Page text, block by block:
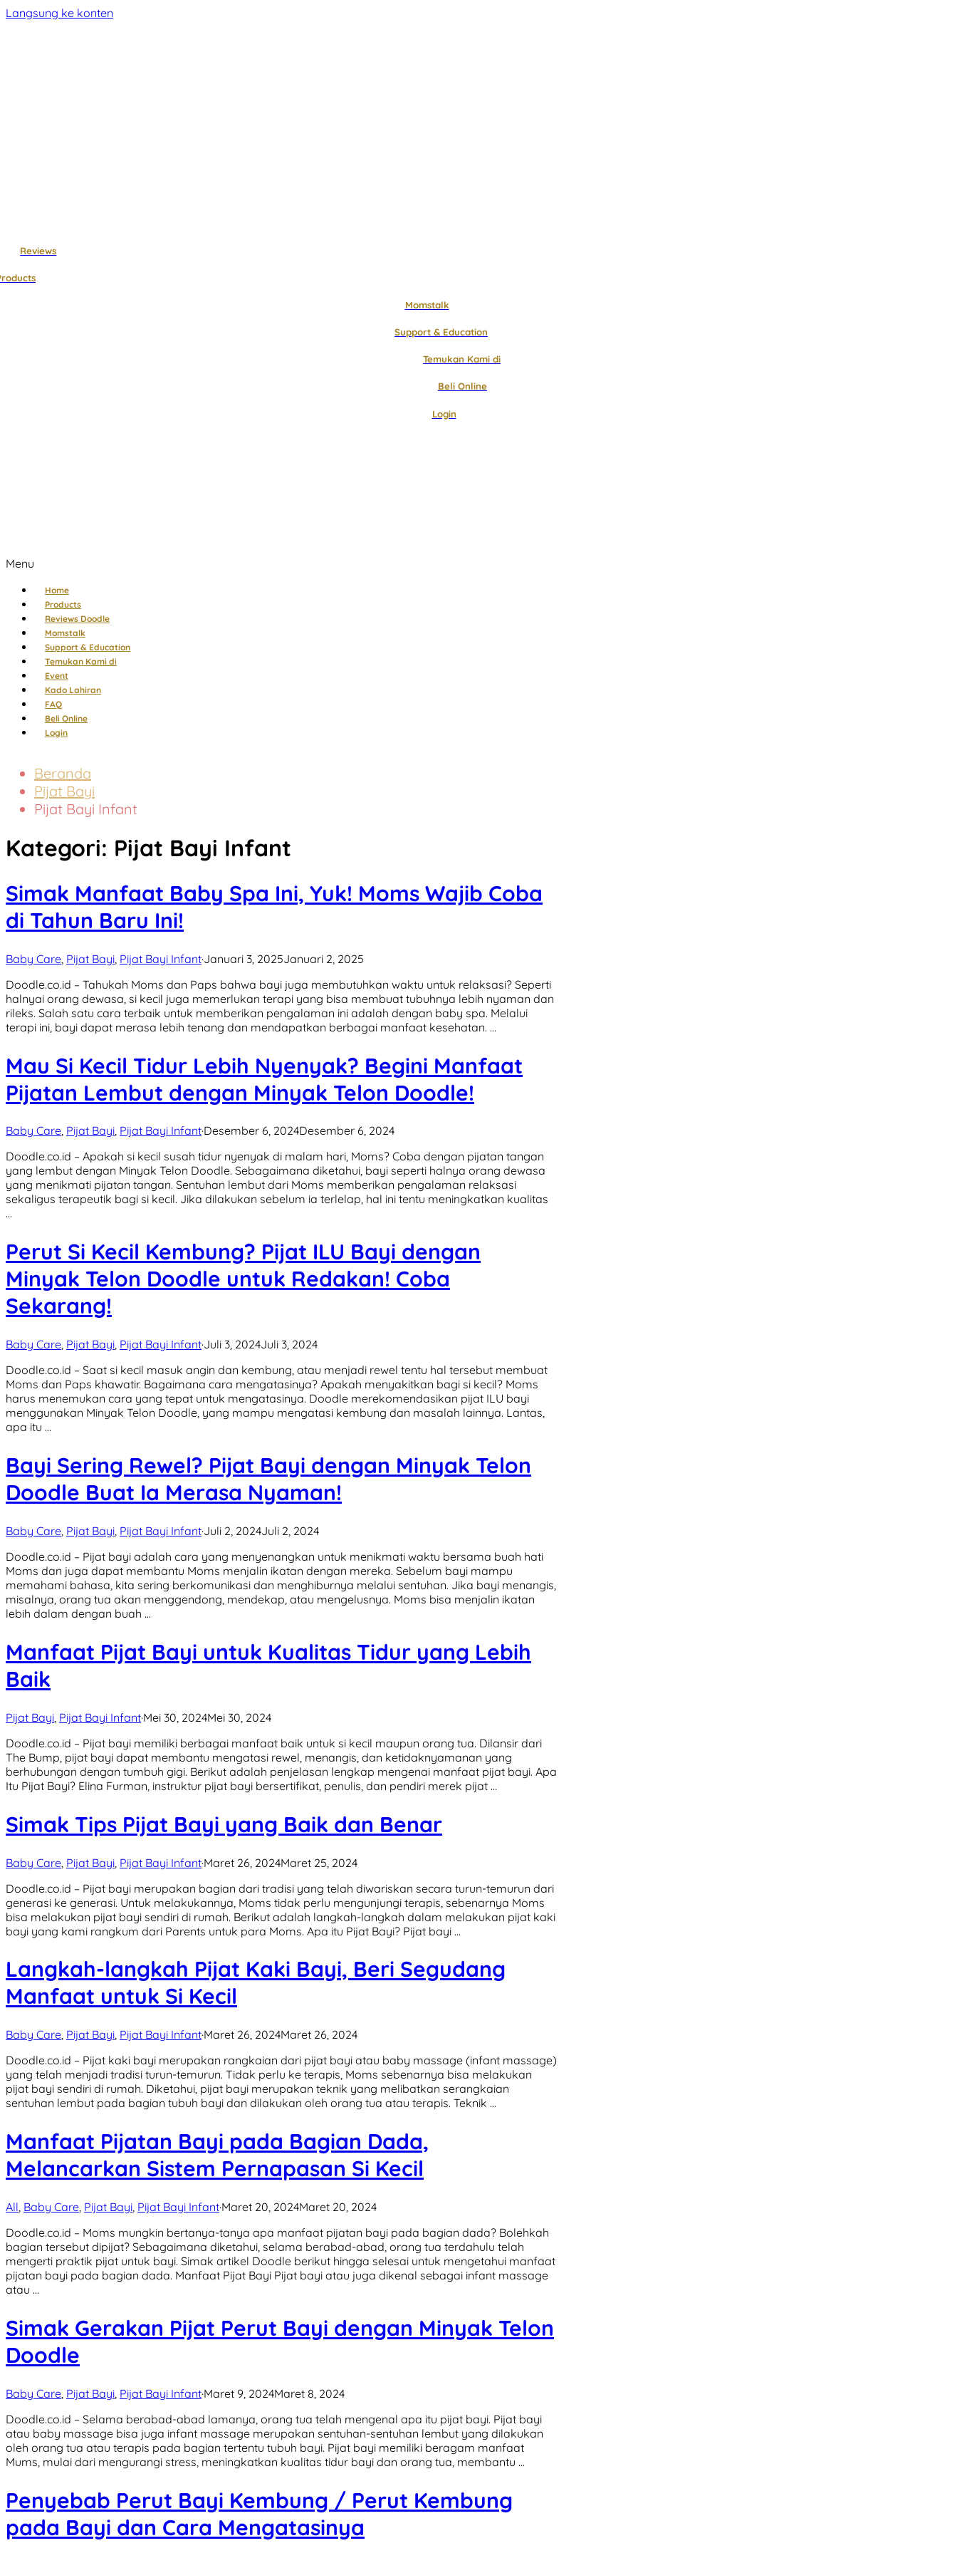
Langsung ke konten
Reviews
Momstalk
Support & Education
Temukan Kami di
Beli Online
Login
Menu
Home
Products
Reviews Doodle
Momstalk
Support & Education
Temukan Kami di
Event
Kado Lahiran
FAQ
Beli Online
Login
Beranda
Pijat Bayi
Pijat Bayi Infant
Kategori: Pijat Bayi Infant
Simak Manfaat Baby Spa Ini, Yuk! Moms Wajib Coba
di Tahun Baru Ini!
Baby Care Pijat Bayi Pijat Bayi Infant·Januari 3, 2025Januari 2, 2025
Doodle.co.id – Tahukah Moms dan Paps bahwa bayi juga membutuhkan waktu untuk relaksasi? Seperti
halnyai orang dewasa, si kecil juga memerlukan terapi yang bisa membuat tubuhnya lebih nyaman dan
rileks. Salah satu cara terbaik untuk memberikan pengalaman ini adalah dengan baby spa. Melalui
terapi ini, bayi dapat merasa lebih tenang dan mendapatkan berbagai manfaat kesehatan. …
Mau Si Kecil Tidur Lebih Nyenyak? Begini Manfaat
Pijatan Lembut dengan Minyak Telon Doodle!
Baby Care, Pijat Bayi, Pijat Bayi Infant·Desember 6, 2024Desember 6, 2024
Doodle.co.id – Apakah si kecil susah tidur nyenyak di malam hari, Moms? Coba dengan pijatan tangan
yang lembut dengan Minyak Telon Doodle. Sebagaimana diketahui, bayi seperti halnya orang dewasa
yang menikmati pijatan tangan. Sentuhan lembut dari Moms memberikan pengalaman relaksasi
sekaligus terapeutik bagi si kecil. Jika dilakukan sebelum ia terlelap, hal ini tentu meningkatkan kualitas
…
Perut Si Kecil Kembung? Pijat ILU Bayi dengan
Minyak Telon Doodle untuk Redakan! Coba
Sekarang!
Baby Care, Pijat Bayi, Pijat Bayi Infant·Juli 3, 2024Juli 3, 2024
Doodle.co.id – Saat si kecil masuk angin dan kembung, atau menjadi rewel tentu hal tersebut membuat
Moms dan Paps khawatir. Bagaimana cara mengatasinya? Apakah menyakitkan bagi si kecil? Moms
harus menemukan cara yang tepat untuk mengatasinya. Doodle merekomendasikan pijat ILU bayi
menggunakan Minyak Telon Doodle, yang mampu mengatasi kembung dan masalah lainnya. Lantas,
apa itu …
Bayi Sering Rewel? Pijat Bayi dengan Minyak Telon
Doodle Buat Ia Merasa Nyaman!
Baby Care, Pijat Bayi, Pijat Bayi Infant·Juli 2, 2024Juli 2, 2024
Doodle.co.id – Pijat bayi adalah cara yang menyenangkan untuk menikmati waktu bersama buah hati
Moms dan juga dapat membantu Moms menjalin ikatan dengan mereka. Sebelum bayi mampu
memahami bahasa, kita sering berkomunikasi dan menghiburnya melalui sentuhan. Jika bayi menangis,
misalnya, orang tua akan menggendong, mendekap, atau mengelusnya. Moms bisa menjalin ikatan
lebih dalam dengan buah …
Manfaat Pijat Bayi untuk Kualitas Tidur yang Lebih
Baik
Pijat Bayi Pijat Bayi Infant·Mei 30, 2024Mei 30, 2024
Doodle.co.id – Pijat bayi memiliki berbagai manfaat baik untuk si kecil maupun orang tua. Dilansir dari
The Bump, pijat bayi dapat membantu mengatasi rewel, menangis, dan ketidaknyamanan yang
berhubungan dengan tumbuh gigi. Berikut adalah penjelasan lengkap mengenai manfaat pijat bayi. Apa
Itu Pijat Bayi? Elina Furman, instruktur pijat bayi bersertifikat, penulis, dan pendiri merek pijat …
Simak Tips Pijat Bayi yang Baik dan Benar
Baby Care Pijat Bayi Pijat Bayi Infant·Maret 26, 2024Maret 25, 2024
Doodle.co.id – Pijat bayi merupakan bagian dari tradisi yang telah diwariskan secara turun-temurun dari
generasi ke generasi. Untuk melakukannya, Moms tidak perlu mengunjungi terapis, sebenarnya Moms
bisa melakukan pijat bayi sendiri di rumah. Berikut adalah langkah-langkah dalam melakukan pijat kaki
bayi yang kami rangkum dari Parents untuk para Moms. Apa itu Pijat Bayi? Pijat bayi …
Langkah-langkah Pijat Kaki Bayi, Beri Segudang
Manfaat untuk Si Kecil
Baby Care, Pijat Bayi, Pijat Bayi Infant·Maret 26, 2024Maret 26, 2024
Doodle.co.id – Pijat kaki bayi merupakan rangkaian dari pijat bayi atau baby massage (infant massage)
yang telah menjadi tradisi turun-temurun. Tidak perlu ke terapis, Moms sebenarnya bisa melakukan
pijat bayi sendiri di rumah. Diketahui, pijat bayi merupakan teknik yang melibatkan serangkaian
sentuhan lembut pada bagian tubuh bayi dan dilakukan oleh orang tua atau terapis. Teknik …
Manfaat Pijatan Bayi pada Bagian Dada,
Melancarkan Sistem Pernapasan Si Kecil
All, Baby Care, Pijat Bayi, Pijat Bayi Infant·Maret 20, 2024Maret 20, 2024
Doodle.co.id – Moms mungkin bertanya-tanya apa manfaat pijatan bayi pada bagian dada? Bolehkah
bagian tersebut dipijat? Sebagaimana diketahui, selama berabad-abad, orang tua terdahulu telah
mengerti praktik pijat untuk bayi. Simak artikel Doodle berikut hingga selesai untuk mengetahui manfaat
pijatan bayi pada bagian dada. Manfaat Pijat Bayi Pijat bayi atau juga dikenal sebagai infant massage
atau …
Simak Gerakan Pijat Perut Bayi dengan Minyak Telon
Doodle
Baby Care Pijat Bayi Pijat Bayi Infant·Maret 9, 2024Maret 8, 2024
Doodle.co.id – Selama berabad-abad lamanya, orang tua telah mengenal apa itu pijat bayi. Pijat bayi
atau baby massage bisa juga infant massage merupakan sentuhan-sentuhan lembut yang dilakukan
oleh orang tua atau terapis pada bagian tertentu tubuh bayi. Pijat bayi memiliki beragam manfaat
Mums, mulai dari mengurangi stress, meningkatkan kualitas tidur bayi dan orang tua, membantu …
Penyebab Perut Bayi Kembung / Perut Kembung
pada Bayi dan Cara Mengatasinya